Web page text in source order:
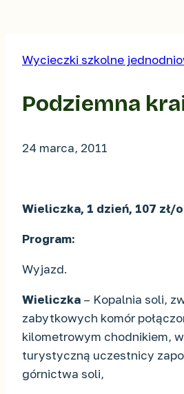
Wycieczki szkolne
Podziemna
24 marca, 2011
Wieliczka, 1 dzień, 107 zł/
Program:
Wyjazd.
Wieliczka – Kopalnia soli,
zabytkowych komór
kilometrowym chodnikiem,
turystyczną uczestnicy
górnictwa soli,